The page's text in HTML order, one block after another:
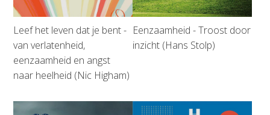
Leef het leven dat je bent -
van verlatenheid,
eenzaamheid en angst
naar heelheid (Nic Higham)
Eenzaamheid - Troost door
inzicht (Hans Stolp)